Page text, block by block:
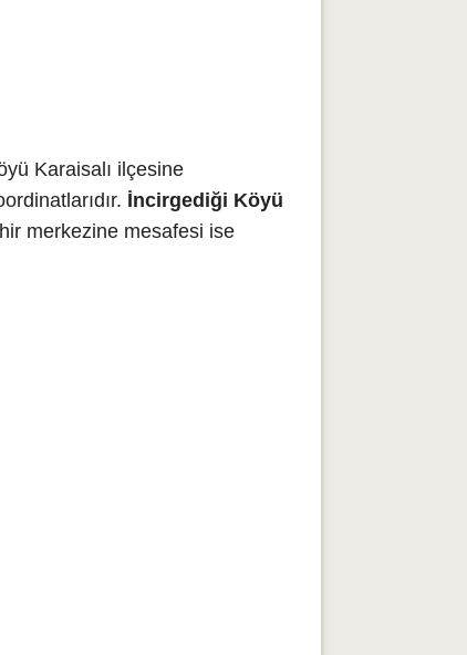
Karaisalı ilçesine
İncirgediği Köyü
merkezine mesafesi ise